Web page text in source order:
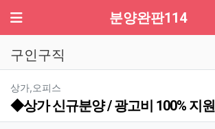
메뉴 분양완판114
구인구직
상가,오피스
◆상가 신규분양 / 광고비 100% 지원